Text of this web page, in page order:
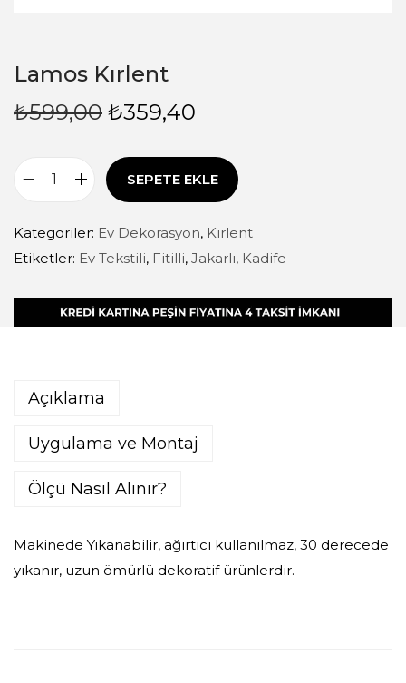
Lamos Kırlent
₺599,00 ₺359,40
SEPETE EKLE
Kategoriler: Ev Dekorasyon, Kırlent
Etiketler: Ev Tekstili, Fitilli, Jakarlı, Kadife
Açıklama
Uygulama ve Montaj
Ölçü Nasıl Alınır?
Makinede Yıkanabilir, ağırtıcı kullanılmaz, 30 derecede
yıkanır, uzun ömürlü dekoratif ürünlerdir.